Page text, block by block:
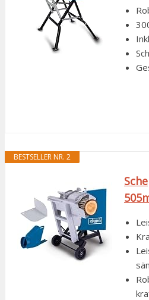
BESTSELLER NR. 2